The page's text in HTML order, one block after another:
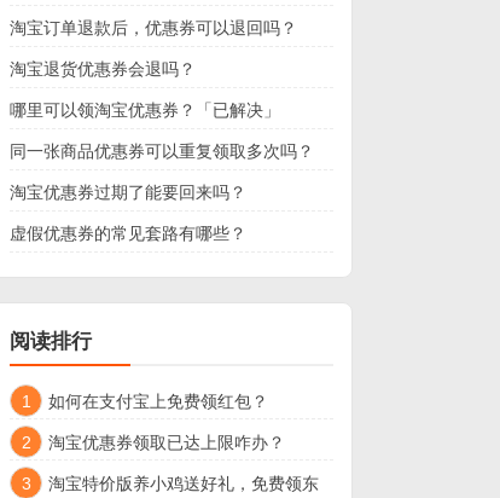
淘宝订单退款后，优惠券可以退回吗？
淘宝退货优惠券会退吗？
哪里可以领淘宝优惠券？「已解决」
同一张商品优惠券可以重复领取多次吗？
淘宝优惠券过期了能要回来吗？
虚假优惠券的常见套路有哪些？
阅读排行
1 如何在支付宝上免费领红包？
2 淘宝优惠券领取已达上限咋办？
3
淘宝特价版养小鸡送好礼，免费领东